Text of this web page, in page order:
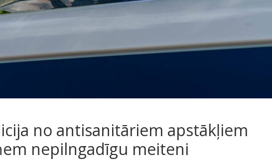
no antisanitāriem apstākļiem
nepilngadīgu meiteni